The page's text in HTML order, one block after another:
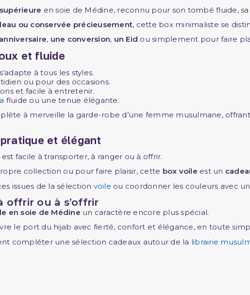
en soie de Médine, reconnu pour son tombé fluide,
ou conservée précieusement, cette box minimaliste se
, une conversion, un Eid ou simplement pour faire
et fluide
à tous les styles.
ou pour des occasions.
et facile à entretenir.
fluide ou une tenue élégante.
à merveille la garde-robe d’une femme musulmane, offrant
et élégant
facile à transporter, à ranger ou à offrir.
collection ou pour faire plaisir, cette box voile est un
issues de la sélection voile ou coordonner les couleurs avec
offrir ou à s’offrir
en soie de Médine un caractère encore plus spécial.
le port du hijab avec fierté, confort et élégance, en toute
compléter une sélection cadeaux autour de la librairie